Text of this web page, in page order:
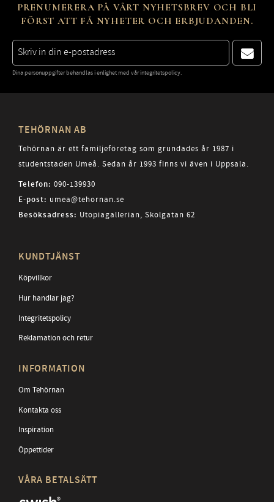
PRENUMERERA PÅ VÅRT NYHETSBREV OCH BLI
FÖRST ATT FÅ NYHETER OCH ERBJUDANDEN.
Dina personuppgifter behandlas i enlighet med vårintegritetspolicy.
TEHÖRNAN AB
Tehörnan är ett familjeföretag som grundades år 1987 i
studentstaden Umeå. Sedan år 1993 finns vi även i Uppsala.
Telefon: 090-139930
E-post: umea@tehornan.se
Besöksadress: Utopiagallerian, Skolgatan 62
KUNDTJÄNST
Köpvillkor
Hur handlar jag?
Integritetspolicy
Reklamation och retur
INFORMATION
Om Tehörnan
Kontakta oss
Inspiration
Öppettider
VÅRA BETALSÄTT